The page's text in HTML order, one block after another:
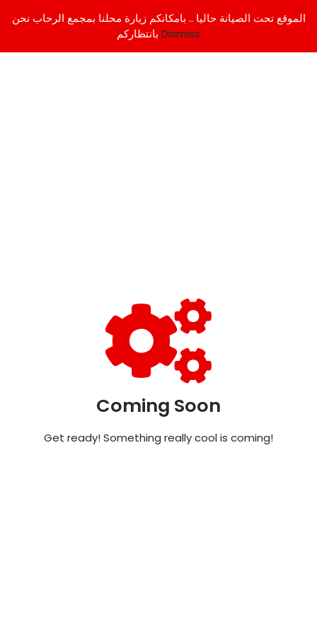
الموقع تحت الصيانة حاليا .. بامكانكم زيارة محلنا بمجمع الرحاب نحن
Dismiss
Coming Soon
Get ready! Something really cool is coming!